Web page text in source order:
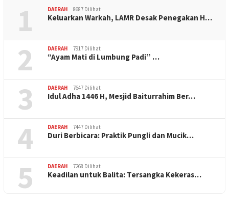
1 DAERAH 8687 Dilihat
Keluarkan Warkah, LAMR Desak Penegakan H…
2 DAERAH 7917 Dilihat
“Ayam Mati di Lumbung Padi” …
3 DAERAH 7647 Dilihat
Idul Adha 1446 H, Mesjid Baiturrahim Ber…
4 DAERAH 7447 Dilihat
Duri Berbicara: Praktik Pungli dan Mucik…
5 DAERAH 7268 Dilihat
Keadilan untuk Balita: Tersangka Kekeras…